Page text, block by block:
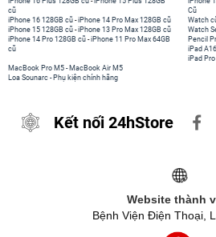
cũ
iPhone 16 128GB cũ -iPhone 14 Pro Max 128GB cũ
iPhone 15 128GB cũ -iPhone 13 Pro Max 128GB cũ
iPhone 14 Pro 128GB cũ -iPhone 11 Pro Max 64GB
cũ
Cũ
Watch
Watch
Pencil
iPad A16
iPad
MacBook Pro M5 - MacBook Air M5
Loa Sounarc - Phụ kiện chính hãng
Kết nối 24hStore
Website thành
Bệnh Viện Điện Thoại,